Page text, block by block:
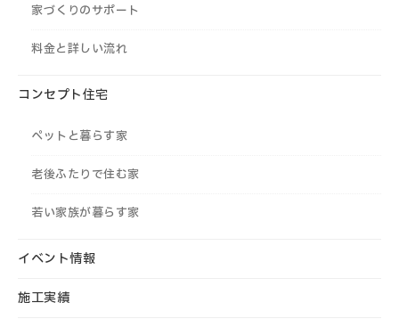
家づくりのサポート
料金と詳しい流れ
コンセプト住宅
ペットと暮らす家
老後ふたりで住む家
若い家族が暮らす家
イベント情報
施工実績